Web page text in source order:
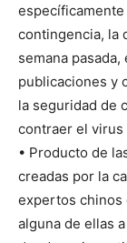
contingencia, la
semana
publicaciones y
la seguridad de
contraer el virus
• Producto de
creadas por la
expertos chinos
alguna de ellas